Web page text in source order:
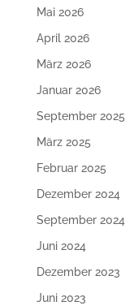
Mai 2026
April 2026
März 2026
Januar 2026
September 2025
März 2025
Februar 2025
Dezember 2024
September 2024
Juni 2024
Dezember 2023
Juni 2023